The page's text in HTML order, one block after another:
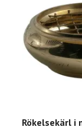
Rökelsekärl i